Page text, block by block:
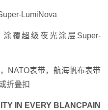
LumiNova
覆超级夜光涂层Super-
NATO表带，航海帆布表带
折叠扣
IN EVERY BLANCPAIN